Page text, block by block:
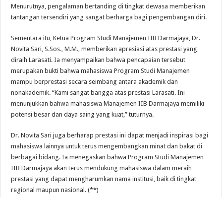
Menurutnya, pengalaman bertanding di tingkat dewasa memberikan
tantangan tersendiri yang sangat berharga bagi pengembangan diri.
Sementara itu, Ketua Program Studi Manajemen IIB Darmajaya, Dr.
Novita Sari, S.Sos., M.M., memberikan apresiasi atas prestasi yang
diraih Larasati. Ia menyampaikan bahwa pencapaian tersebut
merupakan bukti bahwa mahasiswa Program Studi Manajemen
mampu berprestasi secara seimbang antara akademik dan
nonakademik. “Kami sangat bangga atas prestasi Larasati. Ini
menunjukkan bahwa mahasiswa Manajemen IIB Darmajaya memiliki
potensi besar dan daya saing yang kuat,” tuturnya.
Dr. Novita Sari juga berharap prestasi ini dapat menjadi inspirasi bagi
mahasiswa lainnya untuk terus mengembangkan minat dan bakat di
berbagai bidang. Ia menegaskan bahwa Program Studi Manajemen
IIB Darmajaya akan terus mendukung mahasiswa dalam meraih
prestasi yang dapat mengharumkan nama institusi, baik di tingkat
regional maupun nasional. (**)